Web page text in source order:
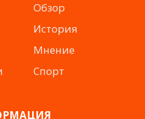
Обзор
История
Мнение
Спорт